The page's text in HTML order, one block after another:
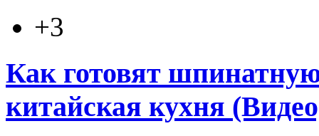
+3
Как готовят
китайская кухня